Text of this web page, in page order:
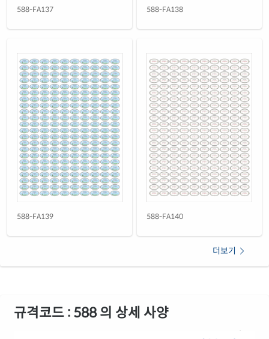
흰색 무광 방수 시치미 레이저
OL588LT레이저 전용
은색(50μm) 방수 레이저
OL588SP레이저 전용
재질 설명
샤방샤방 방수 레이저
SB588AL레이저 전용
재질 설명
588-FA137 588-FA138
588-FA139 588-FA140
더보기
규격코드 : 588 의 상세 사양